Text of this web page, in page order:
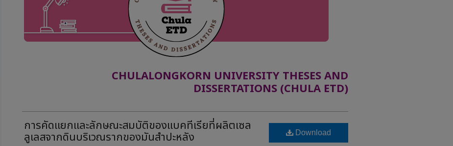
CHULALONGKORN UNIVERSITY THESES AND
DISSERTATIONS (CHULA ETD)
การคัดแยกและลักษณะสมบัติของแบคทีเรียที่ผลิตเซล
ลูเลสจากดินบริเวณรากของมันสำปะหลัง Download